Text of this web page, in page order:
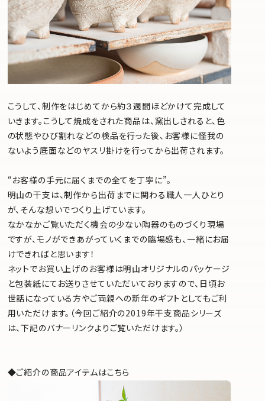
こうして、制作をはじめてから約３週間ほどかけて完成して
いきます。こうして焼成をされた商品は、窯出しされると、色
の状態やひび割れなどの検品を行った後、お客様に怪我の
ないよう底面などのヤスリ掛けを行ってから出荷されます。
“お客様の手元に届くまでの全てを丁寧に”。
明山の干支は、制作から出荷までに関わる職人一人ひとり
が、そんな想いでつくり上げています。
なかなかご覧いただく機会の少ない陶器のものづくり現場
ですが、モノができあがっていくまでの臨場感も、一緒にお届
けできればと思います！
ネットでお買い上げのお客様は明山オリジナルのパッケージ
と包装紙にてお送りさせていただいておりますので、日頃お
世話になっている方やご両親への新年のギフトとしてもご利
用いただけます。（今回ご紹介の2019年干支商品シリーズ
は、下記のバナーリンクよりご覧いただけます。）
◆ご紹介の商品アイテムはこちら